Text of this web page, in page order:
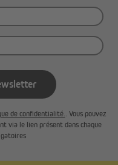
de confidentialité. . Vous pouvez
via le lien présent dans chaque